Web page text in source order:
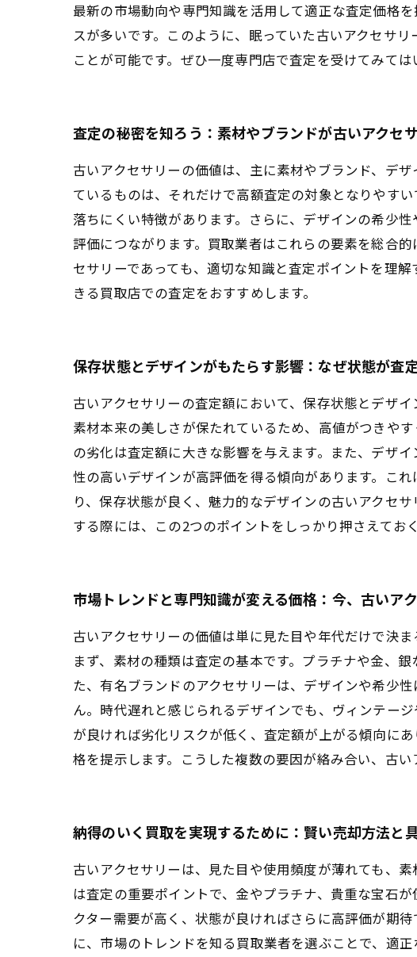
最新の市場動向や専門知識を活用して適正な査定価格
スが多いです。このように、眠っていた古いアクセサ
ことが可能です。ぜひ一度専門店で査定を受けてみては
査定の秘密を知ろう：素材やブランドが古いアクセ
古いアクセサリーの価値は、主に素材やブランド、デ
ているものは、それだけで高額査定の対象となりやす
落ちにくい特徴があります。さらに、デザインの希少
評価につながります。買取業者はこれらの要素を総合
セサリーであっても、適切な知識と査定ポイントを理
きる買取店での査定をおすすめします。
保存状態とデザインがもたらす影響：なぜ状態が査
古いアクセサリーの査定額において、保存状態とデザ
素材本来の美しさが保たれているため、高値がつきや
の劣化は査定額に大きな影響を与えます。また、デザ
性の高いデザインが高評価を得る傾向があります。こ
り、保存状態が良く、魅力的なデザインの古いアクセ
する際には、この2つのポイントをしっかり押さえてお
市場トレンドと専門知識が変える価格：今、古いア
古いアクセサリーの価値は単に見た目や年代だけで決
まず、素材の種類は査定の基本です。プラチナや金、
た、有名ブランドのアクセサリーは、デザインや希少
ん。時代遅れと感じられるデザインでも、ヴィンテー
が良ければ劣化リスクが低く、査定額が上がる傾向に
格を提示します。こうした複数の要因が絡み合い、古
納得のいく買取を実現するために：賢い売却方法と
古いアクセサリーは、見た目や使用頻度が薄れても、
は査定の重要ポイントで、金やプラチナ、貴重な宝石
クター需要が高く、状態が良ければさらに高評価が期
に、市場のトレンドを知る買取業者を選ぶことで、適